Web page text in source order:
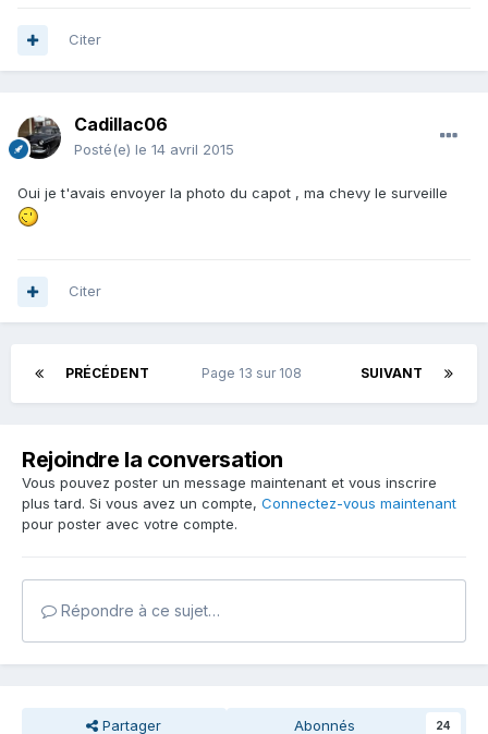
Citer
Cadillac06
Posté(e) le 14 avril 2015
Oui je t'avais envoyer la photo du capot , ma chevy le surveille
Citer
PRÉCÉDENT SUIVANT
Page 13 sur 108
Rejoindre la conversation
Vous pouvez poster un message maintenant et vous inscrire
plus tard. Si vous avez un compte, Connectez-vous maintenant
pour poster avec votre compte.
Répondre à ce sujet…
Partager Abonnés 24